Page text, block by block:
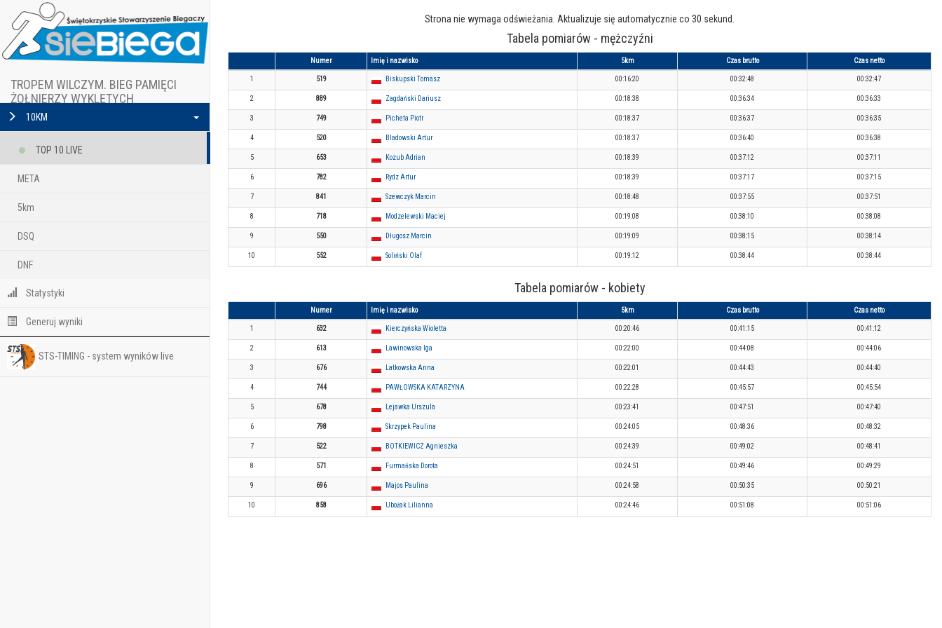
TROPEM WILCZYM. BIEG PAMIĘCI
ŻOŁNIERZY WYKLĘTYCH
10KM
TOP 10 LIVE
META
5km
DSQ
DNF
Statystyki
Generuj wyniki
STS-TIMING - system wyników live
Strona nie wymaga odświeżania. Aktualizuje się automatycznie co 30 sekund.
Tabela pomiarów - mężczyźni
Numer Imię i nazwisko 5km Czas brutto Czas netto
1 519 Biskupski Tomasz 00:16:20 00:32:48 00:32:47
2 889 Zagdański Dariusz 00:18:38 00:36:34 00:36:33
3 749 Picheta Piotr 00:18:37 00:36:37 00:36:35
4 520 Bladowski Artur 00:18:37 00:36:40 00:36:38
5 653 Kozub Adrian 00:18:39 00:37:12 00:37:11
6 782 Rydz Artur 00:18:39 00:37:17 00:37:15
7 841 Szewczyk Marcin 00:18:48 00:37:55 00:37:51
8 718 Modzelewski Maciej 00:19:08 00:38:10 00:38:08
9 550 Długosz Marcin 00:19:09 00:38:15 00:38:14
10 552 Soliński Olaf 00:19:12 00:38:44 00:38:44
Tabela pomiarów - kobiety
Numer Imię i nazwisko 5km Czas brutto Czas netto
1 632 Kierczyńska Wioletta 00:20:46 00:41:15 00:41:12
2 613 Lawinowska Iga 00:22:00 00:44:08 00:44:06
3 676 Latkowska Anna 00:22:01 00:44:43 00:44:40
4 744 PAWŁOWSKA KATARZYNA 00:22:28 00:45:57 00:45:54
5 678 Lejawka Urszula 00:23:41 00:47:51 00:47:40
6 798 Skrzypek Paulina 00:24:05 00:48:36 00:48:32
7 522 BOTKIEWICZ Agnieszka 00:24:39 00:49:02 00:48:41
8 571 Furmańska Dorota 00:24:51 00:49:46 00:49:29
9 696 Majos Paulina 00:24:58 00:50:35 00:50:21
10 858 Ubożak Lilianna 00:24:46 00:51:08 00:51:06